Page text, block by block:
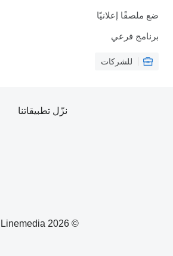
ضع ملصقًا إعلانيًا
برنامج فرعي
للشركات
© 2026 Linemedia
نزّل تطبيقاتنا